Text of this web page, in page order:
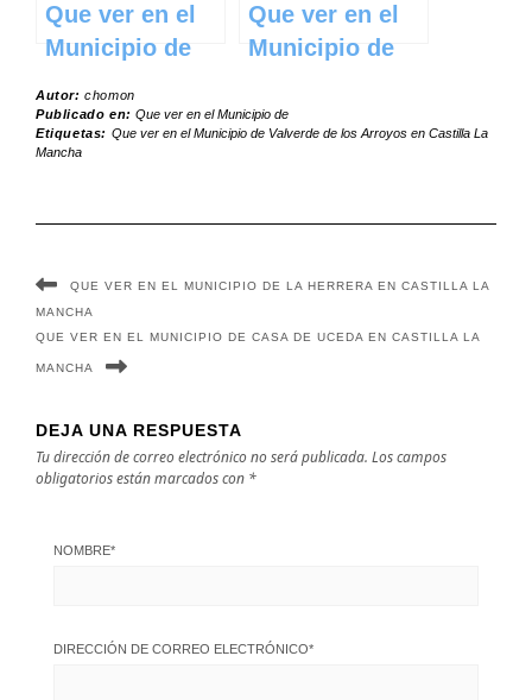
Que ver en el
Municipio de
de la Mancha
en Castilla La
Que ver en el
Municipio de
Guadalajara en
Autor:chomon
Publicado en:Que ver en el Municipio de
Etiquetas: Que ver en el Municipio de Valverde de los Arroyos en Castilla La
Mancha
QUE VER EN EL MUNICIPIO DE LA HERRERA EN CASTILLA LA
MANCHA
QUE VER EN EL MUNICIPIO DE CASA DE UCEDA EN CASTILLA LA
MANCHA
DEJA UNA RESPUESTA
Tu dirección de correo electrónico no será publicada. Los campos
obligatorios están marcados con *
NOMBRE*
DIRECCIÓN DE CORREO ELECTRÓNICO*